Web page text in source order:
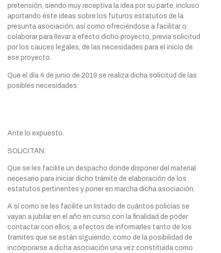
pretensión, siendo muy receptiva la idea por su parte, incluso
aportando éste ideas sobre los futuros estatutos de la
presunta asociación, así como ofreciéndose a facilitar o
colaborar para llevar a efecto dicho proyecto, previa solicitud
por los cauces legales, de las necesidades para el inicio de
ese proyecto.
Que el día 4 de junio de 2019 se realiza dicha solicitud de las
posibles necesidades:
Ante lo expuesto.
SOLICITAN:
Que se les facilite un despacho donde disponer del material
necesario para iniciar dicho trámite de elaboración de los
estatutos pertinentes y poner en marcha dicha asociación.
A sí como se les facilite un listado de cuántos policías se
vayan a jubilar en el año en curso con la finalidad de poder
contactar con ellos, a efectos de informarles tanto de los
tramites que se están siguiendo, como de la posibilidad de
incorporarse a dicha asociación una vez constituida como